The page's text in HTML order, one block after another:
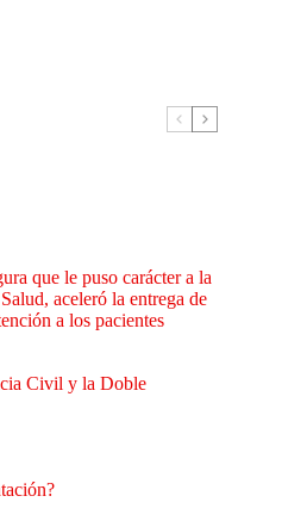
que le puso carácter a la
aceleró la entrega de
a los pacientes
Civil y la Doble